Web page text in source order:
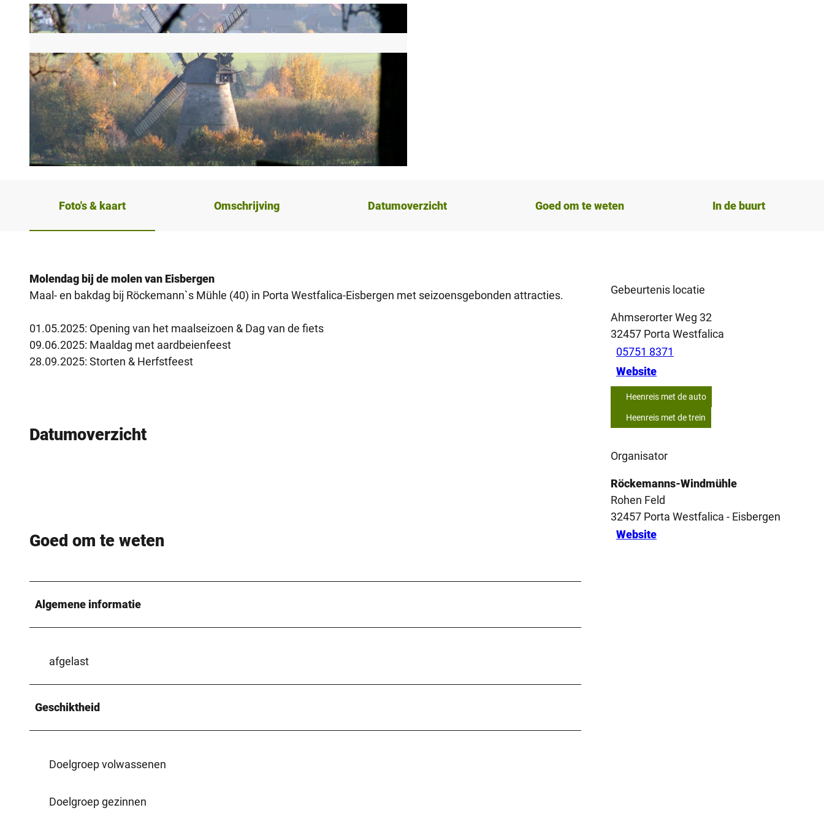
Foto's & kaart Omschrijving Datumoverzicht Goed om te weten In de buurt
Molendag bij de molen van Eisbergen
Maal- en bakdag bij Röckemann`s Mühle (40) in Porta Westfalica-Eisbergen met seizoensgebonden attracties.
01.05.2025: Opening van het maalseizoen & Dag van de fiets
09.06.2025: Maaldag met aardbeienfeest
28.09.2025: Storten & Herfstfeest
Datumoverzicht
Goed om te weten
Algemene informatie
afgelast
Geschiktheid
Doelgroep volwassenen
Doelgroep gezinnen
Gebeurtenis locatie
Ahmserorter Weg 32
32457 Porta Westfalica
05751 8371
Website
Heenreis met de auto
Heenreis met de trein
Organisator
Röckemanns-Windmühle
Rohen Feld
32457 Porta Westfalica - Eisbergen
Website